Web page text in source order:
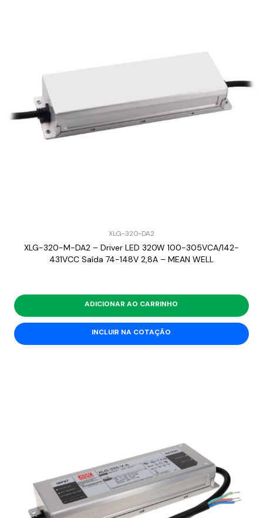
XLG-320-DA2
XLG-320-M-DA2 – Driver LED 320W 100-305VCA/142-
431VCC Saída 74-148V 2,8A – MEAN WELL
ADICIONAR AO CARRINHO
INCLUIR NA COTAÇÃO